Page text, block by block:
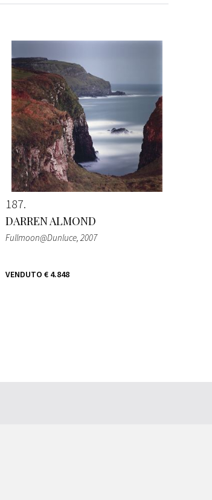
187
DARREN ALMOND
Fullmoon@Dunluce, 2007
VENDUTO € 4.848